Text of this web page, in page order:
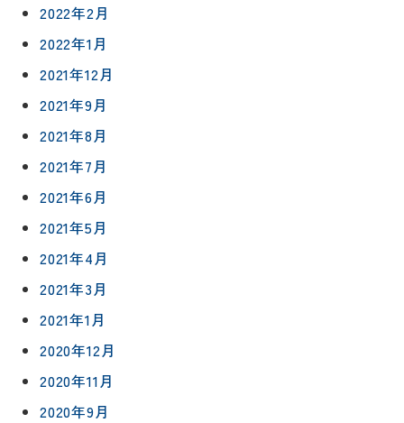
2022年2月
2022年1月
2021年12月
2021年9月
2021年8月
2021年7月
2021年6月
2021年5月
2021年4月
2021年3月
2021年1月
2020年12月
2020年11月
2020年9月